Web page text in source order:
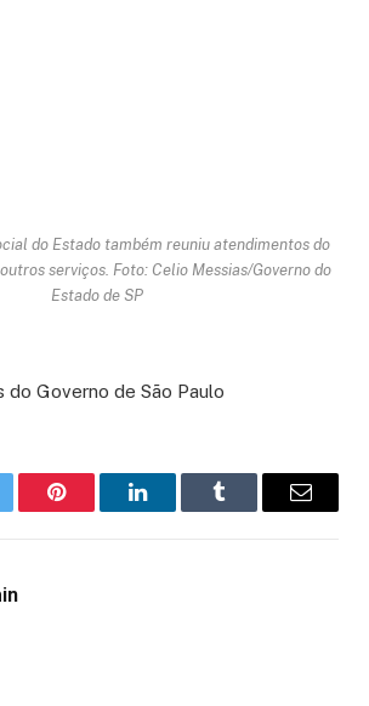
do Estado também reuniu atendimentos do
serviços. Foto: Celio Messias/Governo do
Estado de SP
do Governo de São Paulo
Pinterest LinkedInTumblr Email